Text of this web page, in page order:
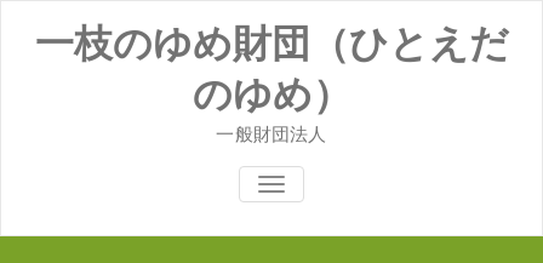
プ
一枝のゆめ財団（ひとえだ
のゆめ）
一般財団法人
ナビゲーションを切り替え